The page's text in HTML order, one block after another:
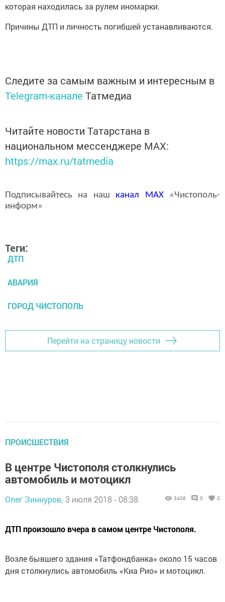
которая находилась за рулем иномарки.
Причины ДТП и личность погибшей устанавливаются.
Следите за самым важным и интересным в
Telegram-канале Татмедиа
Читайте новости Татарстана в
национальном мессенджере MАХ:
https://max.ru/tatmedia
Подписывайтесь на наш канал MAX«Чистополь-
информ»
Теги:
ДТП
АВАРИЯ
ГОРОД ЧИСТОПОЛЬ
Перейти на страницу новости
ПРОИСШЕСТВИЯ
В центре Чистополя столкнулись
автомобиль и мотоцикл
Олег Зиннуров, 3 июля 2018 - 08:38 3406 0 0
ДТП произошло вчера в самом центре Чистополя.
Возле бывшего здания «Татфондбанка» около 15 часов
дня столкнулись автомобиль «Киа Рио» и мотоцикл.